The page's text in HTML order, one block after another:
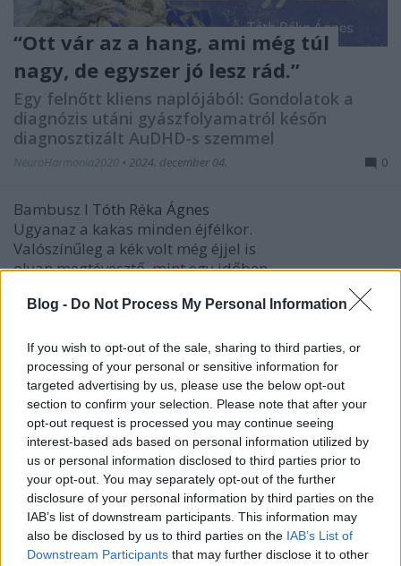
Blog - Do Not Process My Personal Information
If you wish to opt-out of the sale, sharing to third parties, or
processing of your personal or sensitive information for
targeted advertising by us, please use the below opt-out
section to confirm your selection. Please note that after your
opt-out request is processed you may continue seeing
interest-based ads based on personal information utilized by
us or personal information disclosed to third parties prior to
your opt-out. You may separately opt-out of the further
disclosure of your personal information by third parties on the
IAB’s list of downstream participants. This information may
also be disclosed by us to third parties on the IAB’s List of
Downstream Participants that may further disclose it to other
“Ott vár az a hang, ami még túl
nagy, de egyszer jó lesz rád.”
Egy felnőtt kliens naplójából: Gondolatok a
diagnózis utáni gyászfolyamatról későn
diagnosztizált AuDHD-s szemmel
NeuroHarmonia2020 • 2024. december 04. 0
Bambusz I Tóth Réka Ágnes
Ugyanaz a kakas minden éjfélkor.
Valószínűleg a kék volt még éjjel is
olyan megtévesztő, mint egy időben